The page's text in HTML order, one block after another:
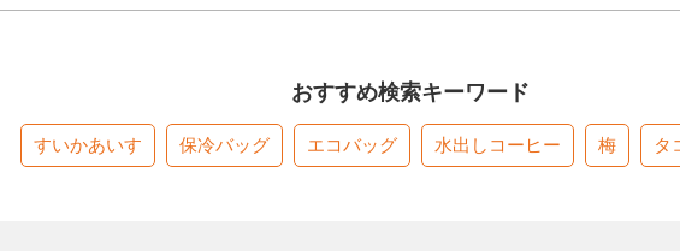
おすすめ検索キーワード
すいかあいす 保冷バッグ エコバッグ 水出しコーヒー 梅 タ